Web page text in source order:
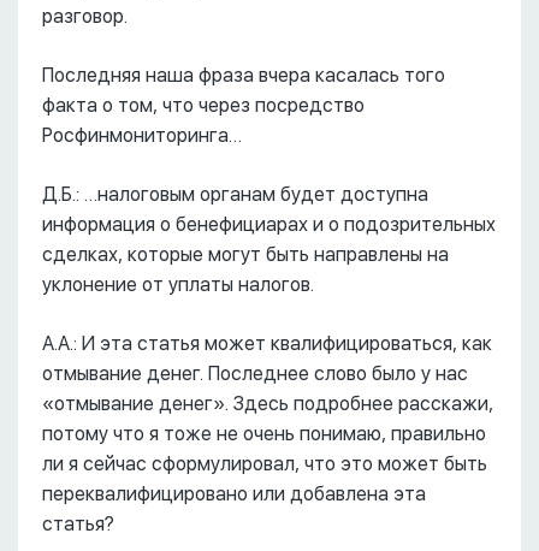
разговор.
Последняя наша фраза вчера касалась того
факта о том, что через посредство
Росфинмониторинга…
Д.Б.: …налоговым органам будет доступна
информация о бенефициарах и о подозрительных
сделках, которые могут быть направлены на
уклонение от уплаты налогов.
А.А.: И эта статья может квалифицироваться, как
отмывание денег. Последнее слово было у нас
«отмывание денег». Здесь подробнее расскажи,
потому что я тоже не очень понимаю, правильно
ли я сейчас сформулировал, что это может быть
переквалифицировано или добавлена эта
статья?